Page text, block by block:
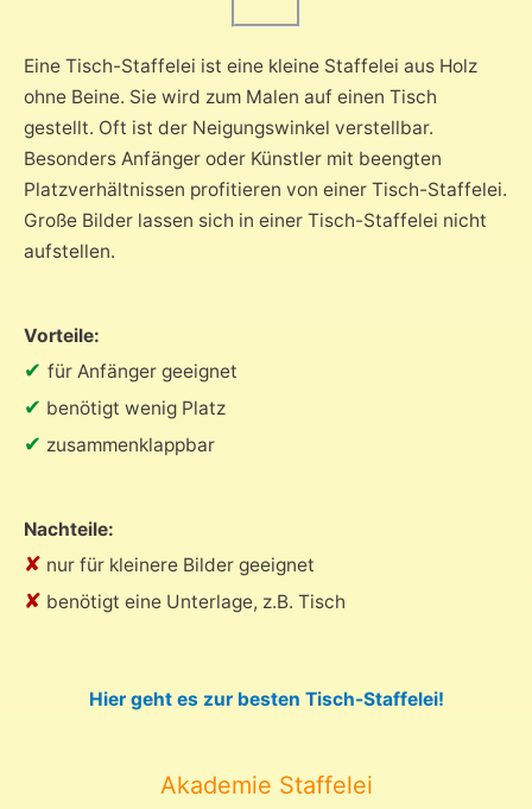
Eine Tisch-Staffelei ist eine kleine Staffelei aus Holz
ohne Beine. Sie wird zum Malen auf einen Tisch
gestellt. Oft ist der Neigungswinkel verstellbar.
Besonders Anfänger oder Künstler mit beengten
Platzverhältnissen profitieren von einer Tisch-Staffelei.
Große Bilder lassen sich in einer Tisch-Staffelei nicht
aufstellen.
Vorteile:
✔ für Anfänger geeignet
✔ benötigt wenig Platz
✔ zusammenklappbar
Nachteile:
✘ nur für kleinere Bilder geeignet
✘ benötigt eine Unterlage, z.B. Tisch
Hier geht es zur besten Tisch-Staffelei!
Akademie Staffelei